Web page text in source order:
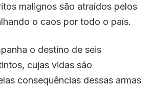
malignos são atraídos pelos
o caos por todo o país.
o destino de seis
cujas vidas são
consequências dessas armas